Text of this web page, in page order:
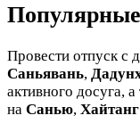
Провести отпуск с
Саньявань,
активного досуга,
на Санью, Хайтанг